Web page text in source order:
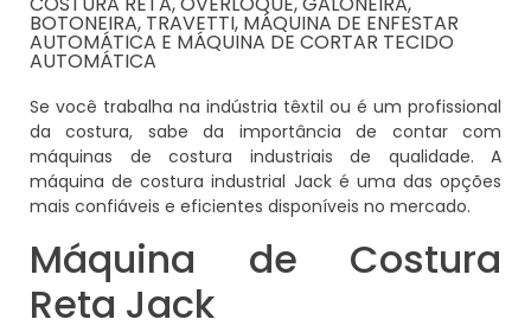
BOTONEIRA, TRAVETTI, MÁQUINA DE ENFESTAR
AUTOMÁTICA E MÁQUINA DE CORTAR TECIDO
AUTOMÁTICA
Se você trabalha na indústria têxtil ou é um profissional
da costura, sabe da importância de contar com
máquinas de costura industriais de qualidade. A
máquina de costura industrial Jack é uma das opções
mais confiáveis e eficientes disponíveis no mercado.
Máquina de Costura
Reta Jack